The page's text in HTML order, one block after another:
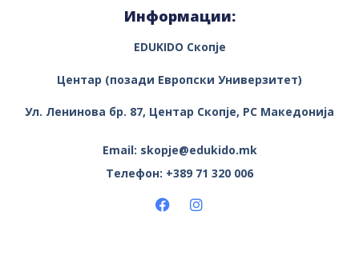
Информации:
EDUKIDO Скопје
Центар (позади Европски Универзитет)
Ул. Ленинова бр. 87, Центар Скопје, РС Македонија
Email: skopje@edukido.mk
Телефон: +389 71 320 006